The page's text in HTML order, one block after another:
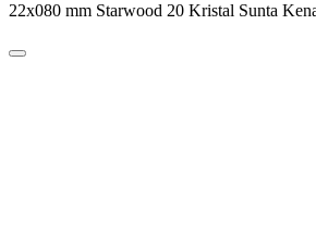
22x080 mm Starwood 20 Kristal Sunta